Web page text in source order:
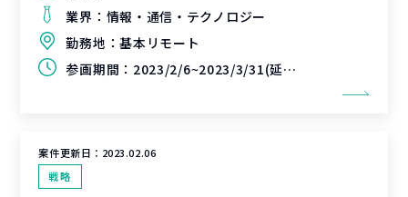
業界： 情報・通信・テクノロジー
勤務地：基本リモート
参画期間： 2023/2/6~2023/3/31(延長可能性あり)
案件更新日： 2023.02.06
戦略